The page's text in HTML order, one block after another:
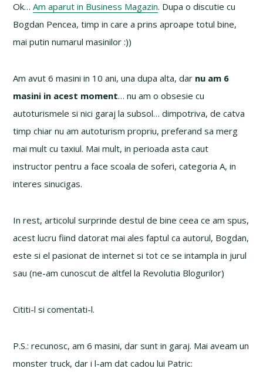
Ok…Am aparut in Business Magazin. Dupa o discutie cu
Bogdan Pencea, timp in care a prins aproape totul bine,
mai putin numarul masinilor :))
Am avut 6 masini in 10 ani, una dupa alta, dar nu am 6
masini in acest moment… nu am o obsesie cu
autoturismele si nici garaj la subsol… dimpotriva, de catva
timp chiar nu am autoturism propriu, preferand sa merg
mai mult cu taxiul. Mai mult, in perioada asta caut
instructor pentru a face scoala de soferi, categoria A, in
interes sinucigas.
In rest, articolul surprinde destul de bine ceea ce am spus,
acest lucru fiind datorat mai ales faptul ca autorul, Bogdan,
este si el pasionat de internet si tot ce se intampla in jurul
sau (ne-am cunoscut de altfel la Revolutia Blogurilor)
Cititi-l si comentati-l.
P.S.: recunosc, am 6 masini, dar sunt in garaj. Mai aveam un
monster truck, dar i l-am dat cadou lui Patric: